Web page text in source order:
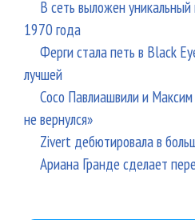
В сеть выложен
1970 года
Ферги стала петь в Black
лучшей
Сосо Павлиашвили и
не вернулся»
Zivert дебютировала в
Ариана Гранде сделает